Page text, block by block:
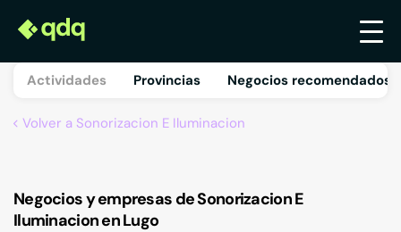
Actividades Provincias Negocios recomendados
Volver a Sonorizacion E Iluminacion
Negocios y empresas de Sonorizacion E
Iluminacion en Lugo